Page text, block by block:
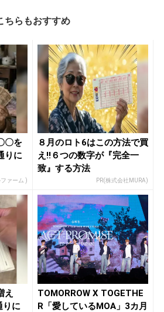
ちらもおすすめ
〇を
りに
ァーム )
８月のロト6はこの方法で買
え!!６つの数字が『完全一
致』する方法
PR(株式会社MURA)
え
りに
TOMORROW X TOGETHE
R「愛しているMOA」3カ月